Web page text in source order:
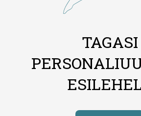
TAGASI